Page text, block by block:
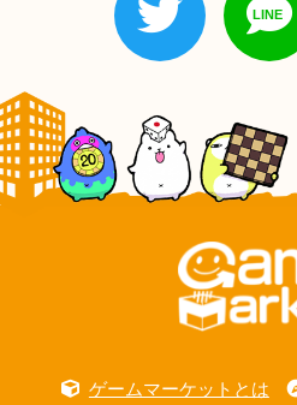
ゲームマーケットとは